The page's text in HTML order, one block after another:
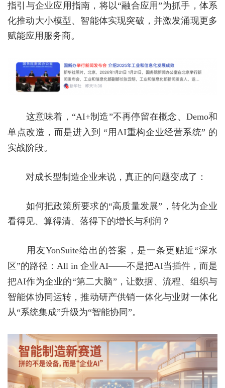
指引与企业应用指南，将以“融合应用”为抓手，体系
化推动大小模型、智能体实现突破，并激发涌现更多
赋能应用服务商。
这意味着， “AI+制造”不再停留在概念、 Demo和
单点改造，而是进入到 “用 AI重构企业经营系统” 的
实战阶段。
对成长型制造企业来说，真正的问题变成了：
如何把政策所要求的“高质量发展”，转化为企业
看得见、算得清、落得下的增长与利润？
用友YonSuite给出的答案，是一条更贴近“深水
区”的路径： All in企业AI——不是把AI当插件，而是
把AI作为企业的“第二大脑”，让数据、流程、组织与
智能体协同运转，推动研产供销一体化与业财一体化
从“系统集成”升级为“智能协同”。